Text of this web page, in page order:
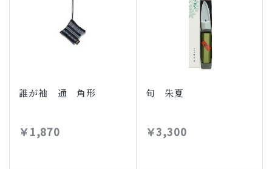
誰が袖 通 角形
￥1,870
旬 朱夏
￥3,300